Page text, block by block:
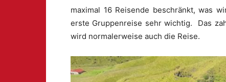
maximal 16 Reisende beschränkt, was
erste Gruppenreise sehr wichtig. Das
wird normalerweise auch die Reise.